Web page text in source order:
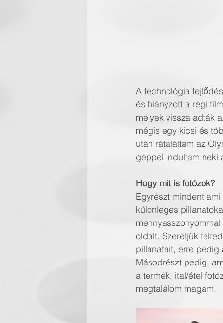
A technológia
és hiányzott a régi
melyek vissza adták
mégis egy kicsi és
után rátaláltam az
géppel indultam neki
Hogy mit is fotózok?
Egyrészt mindent
különleges
oldalt. Szeretjük
pillanatait, erre pedig
Másodrészt pedig,
a termék, ital/étel
megtalálom magam.